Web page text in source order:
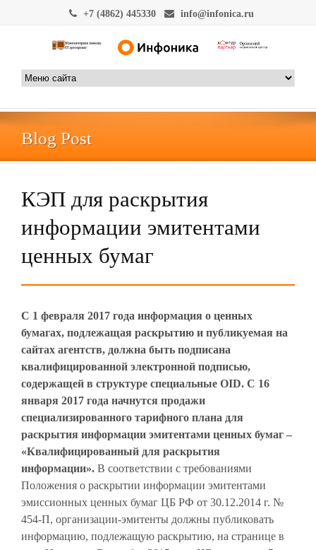
+7 (4862) 445330 info@infonica.ru
Blog Post
КЭП для раскрытия
информации эмитентами
ценных бумаг
С 1 февраля 2017 года информация о ценных
бумагах, подлежащая раскрытию и публикуемая на
сайтах агентств, должна быть подписана
квалифицированной электронной подписью,
содержащей в структуре специальные OID. С 16
января 2017 года начнутся продажи
специализированного тарифного плана для
раскрытия информации эмитентами ценных бумаг –
«Квалифицированный для раскрытия
информации». В соответствии с требованиями
Положения о раскрытии информации эмитентами
эмиссионных ценных бумаг ЦБ РФ от 30.12.2014 г. №
454-П, организации-эмитенты должны публиковать
информацию, подлежащую раскрытию, на странице в